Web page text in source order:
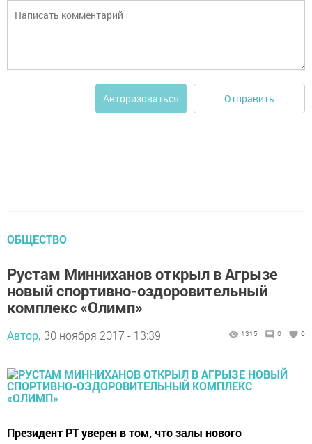
Авторизоваться Отправить
ОБЩЕСТВО
Рустам Минниханов открыл в Агрызе
новый спортивно-оздоровительный
комплекс «Олимп»
Автор, 30 ноября 2017 - 13:39 1315 0 0
Президент РТ уверен в том, что залы нового